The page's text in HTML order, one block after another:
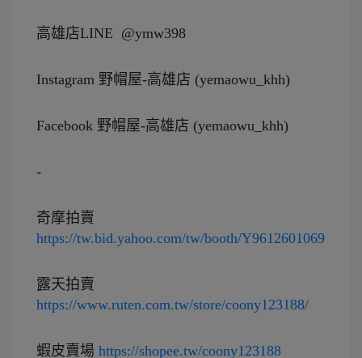
高雄店LINE  @ymw398
Instagram 野帽屋-高雄店 (yemaowu_khh)
Facebook 野帽屋-高雄店 (yemaowu_khh)
-
https://tw.bid.yahoo.com/tw/booth/Y9612601069
https://www.ruten.com.tw/store/coony123188/
蝦皮賣場 https://shopee.tw/coony123188